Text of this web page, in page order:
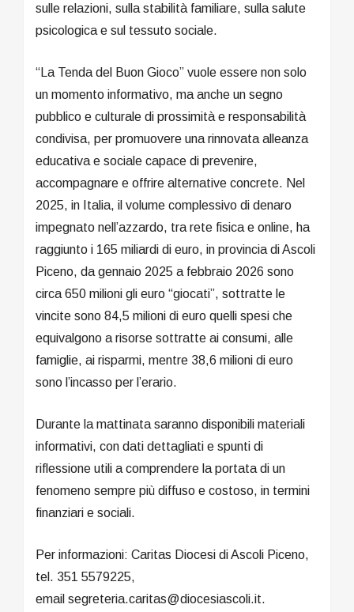
sulle relazioni, sulla stabilità familiare, sulla salute
psicologica e sul tessuto sociale.
“La Tenda del Buon Gioco” vuole essere non solo
un momento informativo, ma anche un segno
pubblico e culturale di prossimità e responsabilità
condivisa, per promuovere una rinnovata alleanza
educativa e sociale capace di prevenire,
accompagnare e offrire alternative concrete. Nel
2025, in Italia, il volume complessivo di denaro
impegnato nell’azzardo, tra rete fisica e online, ha
raggiunto i 165 miliardi di euro, in provincia di Ascoli
Piceno, da gennaio 2025 a febbraio 2026 sono
circa 650 milioni gli euro “giocati”, sottratte le
vincite sono 84,5 milioni di euro quelli spesi che
equivalgono a risorse sottratte ai consumi, alle
famiglie, ai risparmi, mentre 38,6 milioni di euro
sono l’incasso per l’erario.
Durante la mattinata saranno disponibili materiali
informativi, con dati dettagliati e spunti di
riflessione utili a comprendere la portata di un
fenomeno sempre più diffuso e costoso, in termini
finanziari e sociali.
Per informazioni: Caritas Diocesi di Ascoli Piceno,
tel. 351 5579225,
email segreteria.caritas@diocesiascoli.it.